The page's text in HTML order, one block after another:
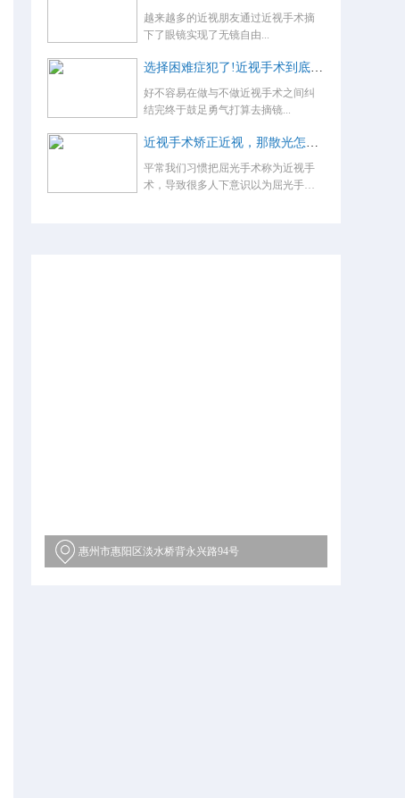
越来越多的近视朋友通过近视手术摘
下了眼镜实现了无镜自由...
选择困难症犯了!近视手术到底怎么选？
好不容易在做与不做近视手术之间纠
结完终于鼓足勇气打算去摘镜...
近视手术矫正近视，那散光怎么办，术后还要戴眼镜吗？
平常我们习惯把屈光手术称为近视手
术，导致很多人下意识以为屈光手术
惠州市惠阳区淡水桥背永兴路94号